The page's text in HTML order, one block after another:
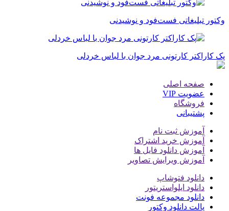
وکتور تبلیغاتی فست‌فود و نوشیدنی
پک کاراکتر کارتونی مرد جوان با لباس خردلی
صفحه اصلی
عضویت VIP
فروشگاه
پشتیبانی
آموزش ثبت نام
آموزش خرید اشتراک
آموزش دانلود فایل ها
آموزش ویرایش تصاویر
دانلود فتوشاپ
دانلود ایلواستریتور
دانلود مجموعه فونت
پالت دانلود وکتور